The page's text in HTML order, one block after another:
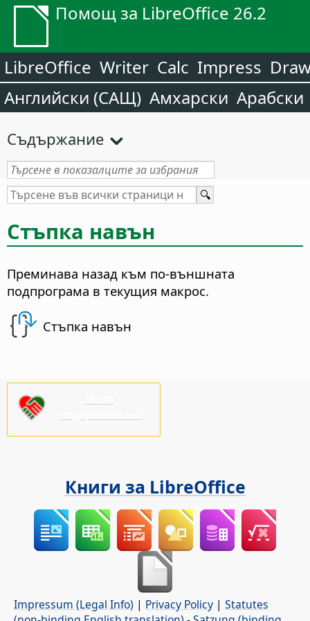
Помощ за LibreOffice 26.2
LibreOffice Writer Calc Impress
Английски (САЩ) Амхарски Арабски
Съдържание
Стъпка навън
Преминава назад към по-външната
подпрограма в текущия макрос.
Стъпка навън
Книги за LibreOffice
Impressum (Legal Info) | Privacy Policy | Statutes